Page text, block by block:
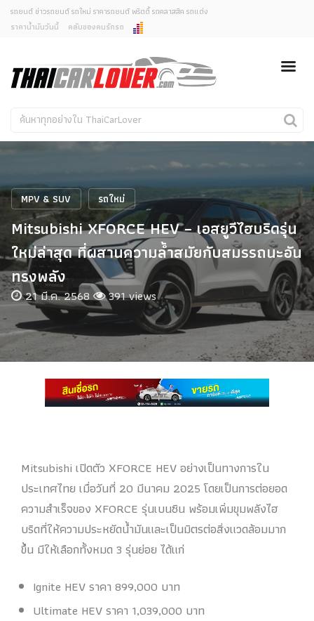
ยกเลิกการแจ้งเตือน
คุณต้องการยกเลิกการแจ้งเตือนข่าวสารเมื่อมีการอัพเดต
ใช่หรือไม่?
ไม่
รถยนต์ ข่าวรถยนต์ รถใหม่ ราคารถยนต์ พริตตี้ รถคลาสสิค รถแต่ง
ราคาน้ำมันวันนี้
คลับของคนรักรถ
รถใหม่
คนรักรถ
รถแต่ง
งานแสดงรถ
Car In The Movie
สเปคราคา รถยนต์
MPV & SUV รถใหม่
Mitsubishi XFORCE HEV – เอสยูวีไฮบริดรุ่น
ใหม่ล่าสุด ที่ผสานความล้ำสมัยกับสมรรถนะอัน
ทรงพลัง
21 มี.ค. 2568 391 views
Mitsubishi เปิดตัว XFORCE HEV อย่างเป็นทางการใน
ประเทศไทย เมื่อวันที่ 20 มีนาคม 2025 โดยเป็นการต่อยอด
ความสำเร็จของ XFORCE รุ่นเบนซิน พร้อมเพิ่มขุมพลังไฮ
บริดที่ให้ความประหยัดน้ำมันและเป็นมิตรต่อสิ่งแวดล้อมมาก
ขึ้น มีให้เลือกทั้งหมด 3 รุ่นย่อย ได้แก่
Ignite HEV ราคา 899,000 บาท
Ultimate HEV ราคา 1,039,000 บาท